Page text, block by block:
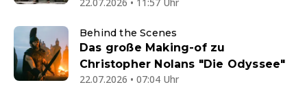
Behind the Scenes
Das große Making-of zu
Christopher Nolans "Die Odyssee"
22.07.2026 • 07:04 Uhr